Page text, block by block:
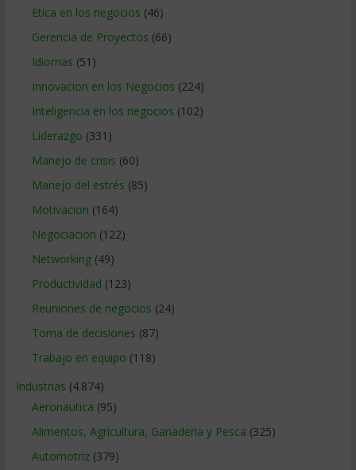
Etica en los negocios (46)
Gerencia de Proyectos (66)
Idiomas (51)
Innovacion en los Negocios (224)
Inteligencia en los negocios (102)
Liderazgo (331)
Manejo de crisis (60)
Manejo del estrés (85)
Motivacion (164)
Negociacion (122)
Networking(49)
Productividad (123)
Reuniones de negocios (24)
Toma de decisiones (87)
Trabajo en equipo (118)
Industrias (4.874)
Aeronautica (95)
Alimentos, Agricultura, Ganaderia y Pesca (325)
Automotriz(379)